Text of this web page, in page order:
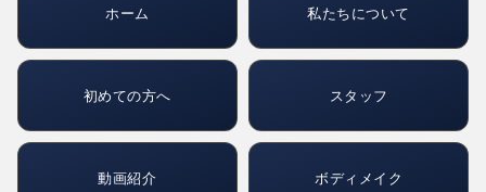
ホーム 私たちについて
初めての方へ スタッフ
動画紹介 ボディメイク